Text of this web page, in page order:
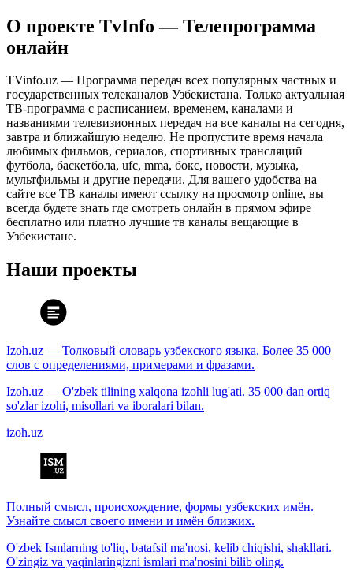
О проекте TvInfo — Телепрограмма
онлайн
TVinfo.uz — Программа передач всех популярных частных и
государственных телеканалов Узбекистана. Только актуальная
ТВ-программа с расписанием, временем, каналами и
названиями телевизионных передач на все каналы на сегодня,
завтра и ближайшую неделю. Не пропустите время начала
любимых фильмов, сериалов, спортивных трансляций
футбола, баскетбола, ufc, mma, бокс, новости, музыка,
мультфильмы и другие передачи. Для вашего удобства на
сайте все ТВ каналы имеют ссылку на просмотр online, вы
всегда будете знать где смотреть онлайн в прямом эфире
бесплатно или платно лучшие тв каналы вещающие в
Узбекистане.
Наши проекты
Izoh.uz — Толковый словарь узбекского языка. Более 35 000
слов с определениями, примерами и фразами.
Izoh.uz — O'zbek tilining xalqona izohli lug'ati. 35 000 dan ortiq
so'zlar izohi, misollari va iboralari bilan.
izoh.uz
Полный смысл, происхождение, формы узбекских имён.
Узнайте смысл своего имени и имён близких.
O'zbek Ismlarning to'liq, batafsil ma'nosi, kelib chiqishi, shakllari.
O'zingiz va yaqinlaringizni ismlari ma'nosini bilib oling.